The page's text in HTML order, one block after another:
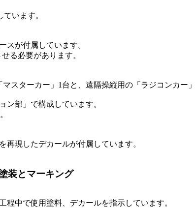
います。
スが付属しています。
る必要があります。
スターカー」1台と、遠隔操縦用の「ラジコンカー
ン部」で構成しています。
現したデカールが付属しています。
装とマーキング
中で使用塗料、デカールを指示しています。